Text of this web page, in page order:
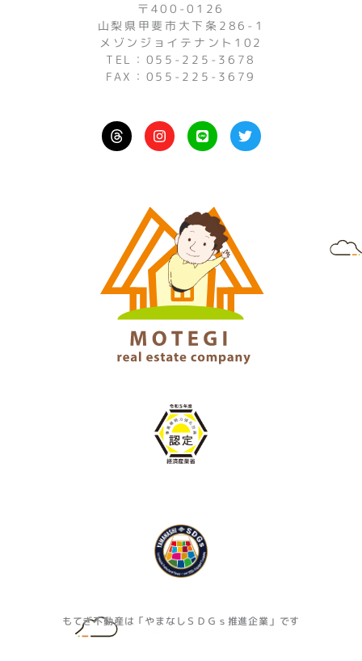
〒400-0126
山梨県甲斐市大下条286-1
メゾンジョイテナント102
TEL：055-225-3678
FAX：055-225-3679
I
n
s
r
a
m
L
i
n
T
w
i
もてぎ不動産は「やまなしＳＤＧｓ推進企業」です